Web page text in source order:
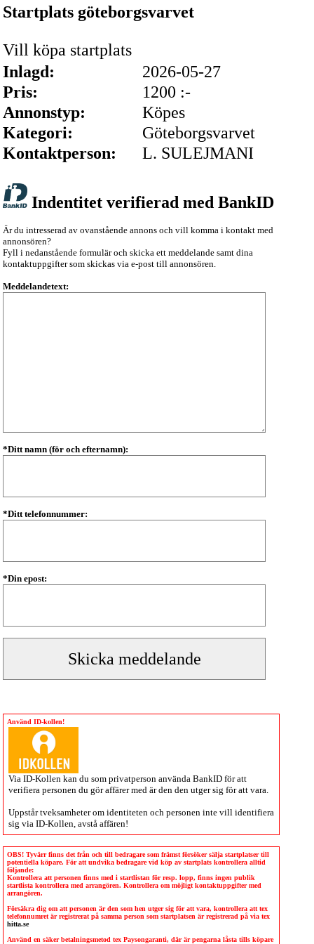
Startplats göteborgsvarvet
Vill köpa startplats
Inlagd:
2026-05-27
Pris:
1200 :-
Annonstyp:
Köpes
Kategori:
Göteborgsvarvet
Kontaktperson:
L. SULEJMANI
Indentitet verifierad med BankID
Är du intresserad av ovanstående annons och vill komma i kontakt med
annonsören?
Fyll i nedanstående formulär och skicka ett meddelande samt dina
kontaktuppgifter som skickas via e-post till annonsören.
Meddelandetext:
*Ditt namn (för och efternamn):
*Ditt telefonnummer:
*Din epost:
Använd ID-kollen!
Via ID-Kollen kan du som privatperson använda BankID för att
verifiera personen du gör affärer med är den den utger sig för att vara.
Uppstår tveksamheter om identiteten och personen inte vill identifiera
sig via ID-Kollen , avstå affären!
OBS! Tyvärr finns det från och till bedragare som främst försöker sälja startplatser till
potentiella köpare. För att undvika bedragare vid köp av startplats kontrollera alltid
följande:
Kontrollera att personen finns med i startlistan för resp. lopp, finns ingen publik
startlista kontrollera med arrangören. Kontrollera om möjligt kontaktuppgifter med
arrangören.
Försäkra dig om att personen är den som hen utger sig för att vara, kontrollera att tex
telefonnumret är registrerat på samma person som startplatsen är registrerad på via tex
hitta.se
Använd en säker betalningsmetod tex Paysongaranti, där är pengarna låsta tills köpare